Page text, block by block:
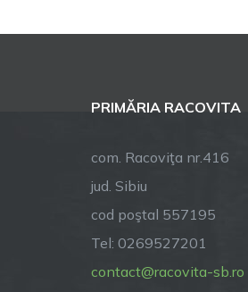
PRIMĂRIA RACOVITA
com. Racoviţa nr.416
jud. Sibiu
cod poştal 557195
Tel: 0269527201
contact@racovita-sb.ro